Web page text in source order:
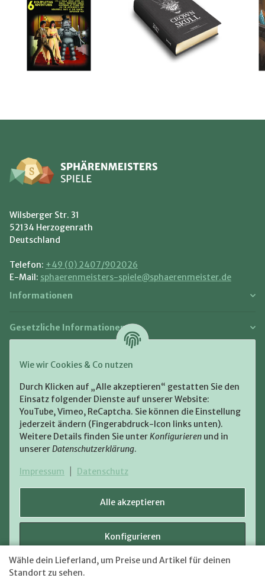
Wähle dein Lieferland, um Preise und Artikel für deinen
Standort zu sehen.
Alle akzeptieren
Konfigurieren
Wie wir Cookies & Co nutzen
Durch Klicken auf „Alle akzeptieren“ gestatten Sie den
Einsatz folgender Dienste auf unserer Website:
YouTube, Vimeo, ReCaptcha. Sie können die Einstellung
jederzeit ändern (Fingerabdruck-Icon links unten).
Weitere Details finden Sie unterKonfigurieren und in
unsererDatenschutzerklärung.
Impressum Datenschutz
Wilsberger Str. 31
52134 Herzogenrath
Deutschland
Telefon: +49 (0) 2407/902026
E-Mail: sphaerenmeisters-spiele@sphaerenmeister.de
Informationen
Gesetzliche Informationen
Zugestellt durch:
* Alle Preise inkl. gesetzlicher USt., zzgl.